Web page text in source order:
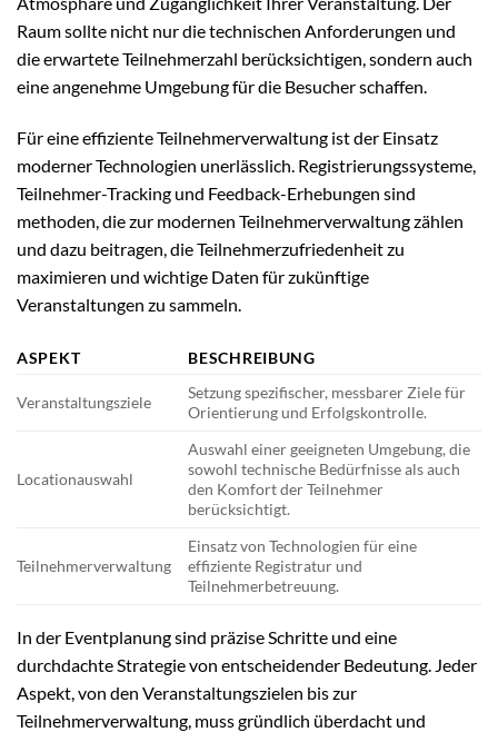
Raum sollte nicht nur die technischen Anforderungen und
die erwartete Teilnehmerzahl berücksichtigen, sondern auch
eine angenehme Umgebung für die Besucher schaffen.
Für eine effiziente Teilnehmerverwaltung ist der Einsatz
moderner Technologien unerlässlich. Registrierungssysteme,
Teilnehmer-Tracking und Feedback-Erhebungen sind
methoden, die zur modernen Teilnehmerverwaltung zählen
und dazu beitragen, die Teilnehmerzufriedenheit zu
maximieren und wichtige Daten für zukünftige
Veranstaltungen zu sammeln.
ASPEKT BESCHREIBUNG
Veranstaltungsziele
Setzung spezifischer, messbarer Ziele für
Orientierung und Erfolgskontrolle.
Locationauswahl
Auswahl einer geeigneten Umgebung, die
sowohl technische Bedürfnisse als auch
den Komfort der Teilnehmer
berücksichtigt.
Teilnehmerverwaltung
Einsatz von Technologien für eine
effiziente Registratur und
Teilnehmerbetreuung.
In der Eventplanung sind präzise Schritte und eine
durchdachte Strategie von entscheidender Bedeutung. Jeder
Aspekt, von den Veranstaltungszielen bis zur
Teilnehmerverwaltung, muss gründlich überdacht und